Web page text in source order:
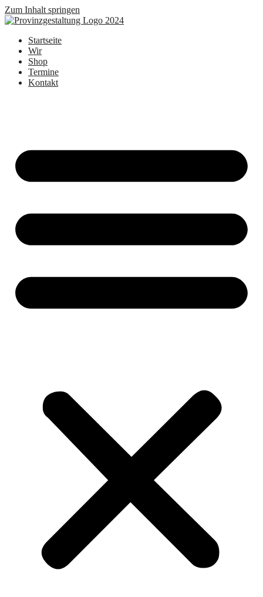
Zum Inhalt springen
Startseite
Wir
Shop
Termine
Kontakt